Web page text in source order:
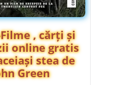
, cărți și
online gratis
stea de
Green